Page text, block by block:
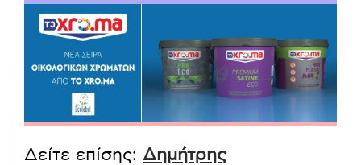
Δείτε επίσης: Δημήτρης